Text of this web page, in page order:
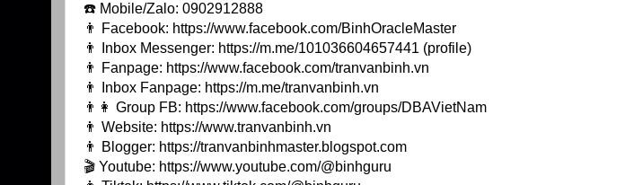
☎️ Mobile/Zalo: 0902912888
👨 Facebook: https://www.facebook.com/BinhOracleMaster
👨 Inbox Messenger: https://m.me/101036604657441 (profile)
👨 Fanpage: https://www.facebook.com/tranvanbinh.vn
👨 Inbox Fanpage: https://m.me/tranvanbinh.vn
👨👩 Group FB: https://www.facebook.com/groups/DBAVietNam
👨 Website: https://www.tranvanbinh.vn
👨 Blogger: https://tranvanbinhmaster.blogspot.com
🎬 Youtube: https://www.youtube.com/@binhguru